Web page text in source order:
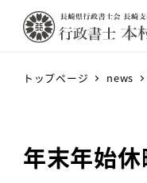
トップページ news
年末年始